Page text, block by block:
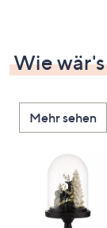
Wie
Mehr sehen